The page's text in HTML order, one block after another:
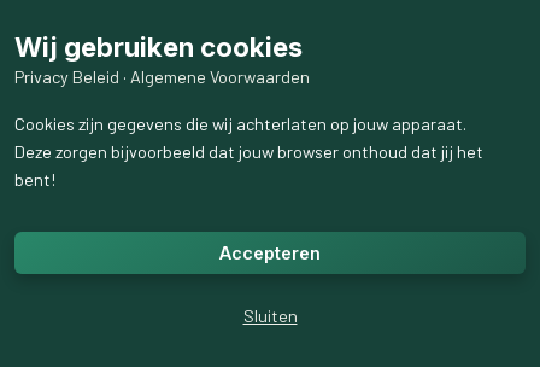
Wij gebruiken cookies
Privacy Beleid · Algemene Voorwaarden
Cookies zijn gegevens die wij achterlaten op jouw apparaat.
Deze zorgen bijvoorbeeld dat jouw browser onthoud dat jij het
bent!
Accepteren
Sluiten